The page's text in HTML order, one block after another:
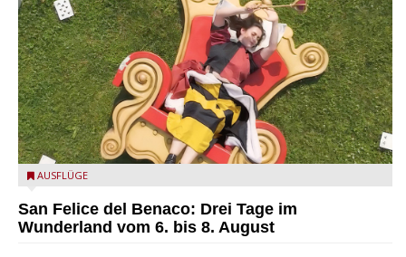
San Felice del Benaco: Drei Tage im Wunderland
AUSFLÜGE
San Felice del Benaco: Drei Tage im
Wunderland vom 6. bis 8. August